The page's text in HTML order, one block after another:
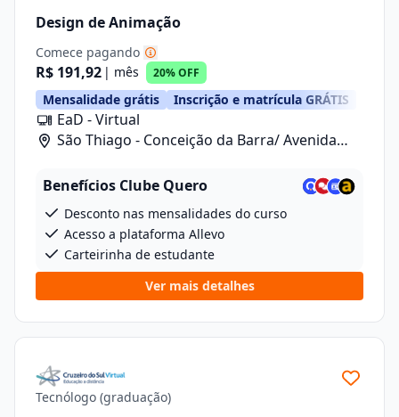
Design de Animação
Comece pagando
R$ 191,92 | mês 20% OFF
Mensalidade grátis Inscrição e matrícula GRÁTIS
EaD - Virtual
São Thiago - Conceição da Barra/ Avenida
Benefícios Clube Quero
Desconto nas mensalidades do curso
Acesso a plataforma Allevo
Carteirinha de estudante
Ver mais detalhes
Tecnólogo (graduação)